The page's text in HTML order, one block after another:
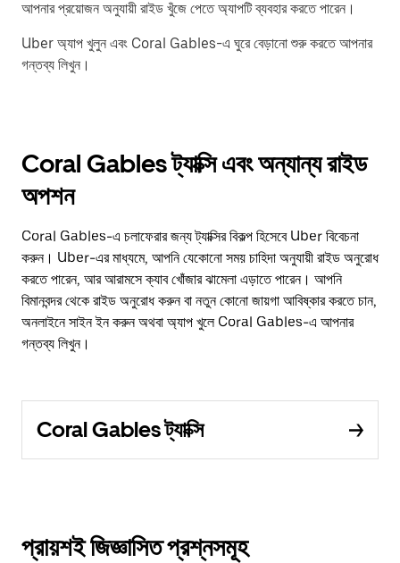
আপনার প্রয়োজন অনুযায়ী রাইড খুঁজে পেতে অ্যাপটি ব্যবহার করতে পারেন।
Uber অ্যাপ খুলুন এবং Coral Gables-এ ঘুরে বেড়ানো শুরু করতে আপনার
গন্তব্য লিখুন।
Coral Gables ট্যাক্সি এবং অন্যান্য রাইড
অপশন
Coral Gables-এ চলাফেরার জন্য ট্যাক্সির বিকল্প হিসেবে Uber বিবেচনা
করুন। Uber-এর মাধ্যমে, আপনি যেকোনো সময় চাহিদা অনুযায়ী রাইড অনুরোধ
করতে পারেন, আর আরামসে ক্যাব খোঁজার ঝামেলা এড়াতে পারেন। আপনি
বিমানবন্দর থেকে রাইড অনুরোধ করুন বা নতুন কোনো জায়গা আবিষ্কার করতে চান,
অনলাইনে সাইন ইন করুন অথবা অ্যাপ খুলে Coral Gables-এ আপনার
গন্তব্য লিখুন।
Coral Gables ট্যাক্সি
প্রায়শই জিজ্ঞাসিত প্রশ্নসমূহ